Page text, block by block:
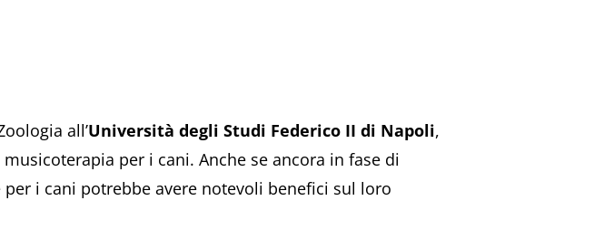
all’Università degli Studi Federico II di Napoli,
per i cani. Anche se ancora in fase di
i cani potrebbe avere notevoli benefici sul loro